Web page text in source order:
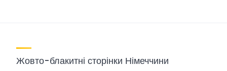
Жовто-блакитні сторінки Німеччини